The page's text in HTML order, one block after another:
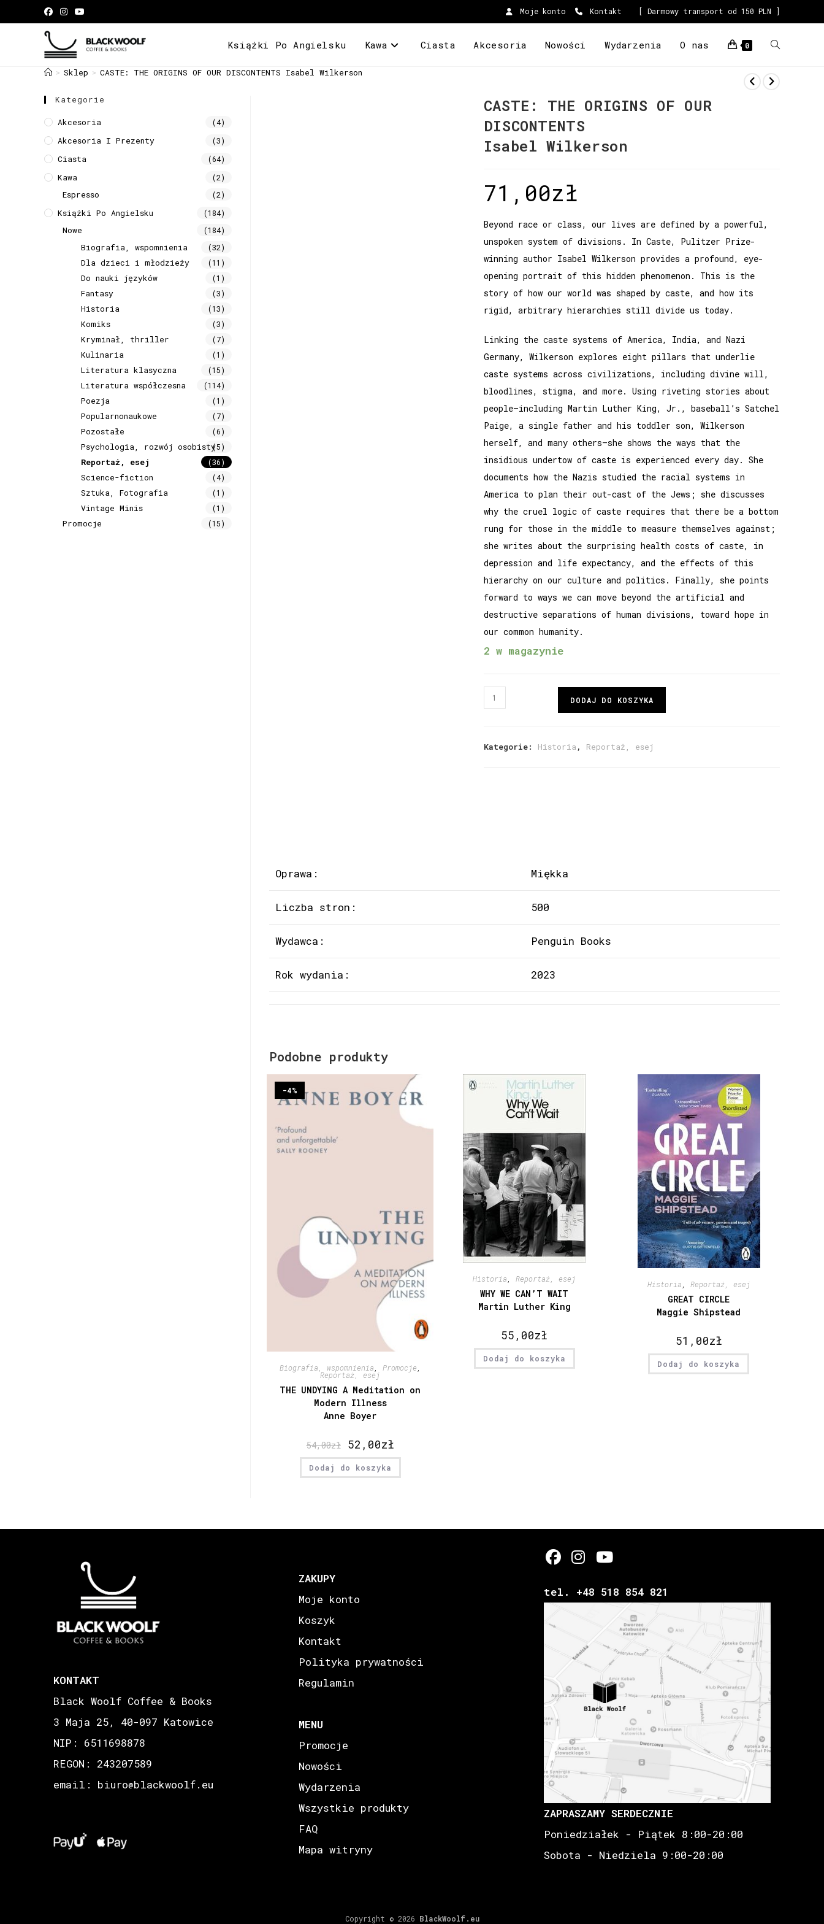
Moje konto Kontakt [ Darmowy transport od 150 PLN ]
Książki Po Angielsku Kawa Ciasta Akcesoria Nowości Wydarzenia O nas 0
> Sklep > CASTE: THE ORIGINS OF OUR DISCONTENTS Isabel Wilkerson
CASTE: THE ORIGINS OF OUR
DISCONTENTS
Isabel Wilkerson
71,00zł
Beyond race or class, our lives are defined by a powerful,
unspoken system of divisions. In Caste, Pulitzer Prize-
winning author Isabel Wilkerson provides a profound, eye-
opening portrait of this hidden phenomenon. This is the
story of how our world was shaped by caste, and how its
rigid, arbitrary hierarchies still divide us today.
Linking the caste systems of America, India, and Nazi
Germany, Wilkerson explores eight pillars that underlie
caste systems across civilizations, including divine will,
bloodlines, stigma, and more. Using riveting stories about
people–including Martin Luther King, Jr., baseball’s Satchel
Paige, a single father and his toddler son, Wilkerson
herself, and many others–she shows the ways that the
insidious undertow of caste is experienced every day. She
documents how the Nazis studied the racial systems in
America to plan their out-cast of the Jews; she discusses
why the cruel logic of caste requires that there be a bottom
rung for those in the middle to measure themselves against;
she writes about the surprising health costs of caste, in
depression and life expectancy, and the effects of this
hierarchy on our culture and politics. Finally, she points
forward to ways we can move beyond the artificial and
destructive separations of human divisions, toward hope in
our common humanity.
2 w magazynie
DODAJ DO KOSZYKA
Kategorie: Historia , Reportaż, esej
Oprawa: Miękka
Liczba stron: 500
Wydawca: Penguin Books
Rok wydania: 2023
Podobne produkty
-4%
Biografia, wspomnienia, Promocje,
Reportaż, esej
THE UNDYING A Meditation on
Modern Illness
Anne Boyer
54,00zł 52,00zł
Dodaj do koszyka
Historia Reportaż, esej
WHY WE CAN’T WAIT
Martin Luther King
55,00zł
Dodaj do koszyka
Historia Reportaż, esej
GREAT CIRCLE
Maggie Shipstead
51,00zł
Dodaj do koszyka
Kategorie
Akcesoria (4)
Akcesoria I Prezenty (3)
Ciasta (64)
Kawa (2)
Espresso (2)
Książki Po Angielsku (184)
Nowe (184)
Biografia, wspomnienia (32)
Dla dzieci i młodzieży (11)
Do nauki języków (1)
Fantasy (3)
Historia (13)
Komiks (3)
Kryminał, thriller (7)
Kulinaria (1)
Literatura klasyczna (15)
Literatura współczesna (114)
Poezja (1)
Popularnonaukowe (7)
Pozostałe (6)
Psychologia, rozwój osobisty(5)
Reportaż, esej (36)
Science-fiction (4)
Sztuka, Fotografia (1)
Vintage Minis (1)
Promocje (15)
KONTAKT
Black Woolf Coffee & Books
3 Maja 25, 40-097 Katowice
NIP: 6511698878
REGON: 243207589
email: biuro@blackwoolf.eu
ZAKUPY
Moje konto
Koszyk
Kontakt
Polityka prywatności
Regulamin
MENU
Promocje
Nowości
Wydarzenia
Wszystkie produkty
FAQ
Mapa witryny
tel. +48 518 854 821
ZAPRASZAMY SERDECZNIE
Poniedziałek - Piątek 8:00-20:00
Sobota - Niedziela 9:00-20:00
Copyright © 2026 BlackWoolf.eu